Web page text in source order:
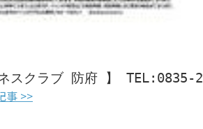
ネスクラブ 防府 】
事 >>